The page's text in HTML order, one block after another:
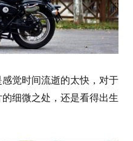
觉时间流逝的太快，对于
细微之处，还是看得出生